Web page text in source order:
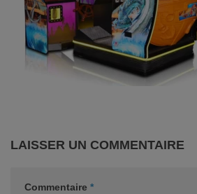
LAISSER UN COMMENTAIRE
Commentaire *